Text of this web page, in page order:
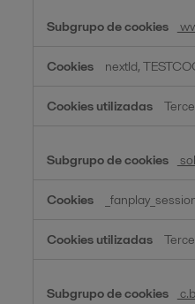
nextId,